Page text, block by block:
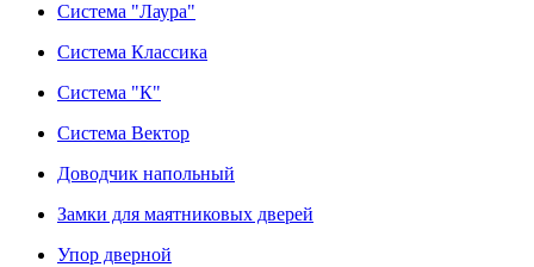
Система "Лаура"
Система Классика
Система "К"
Система Вектор
Доводчик напольный
Замки для маятниковых дверей
Упор дверной